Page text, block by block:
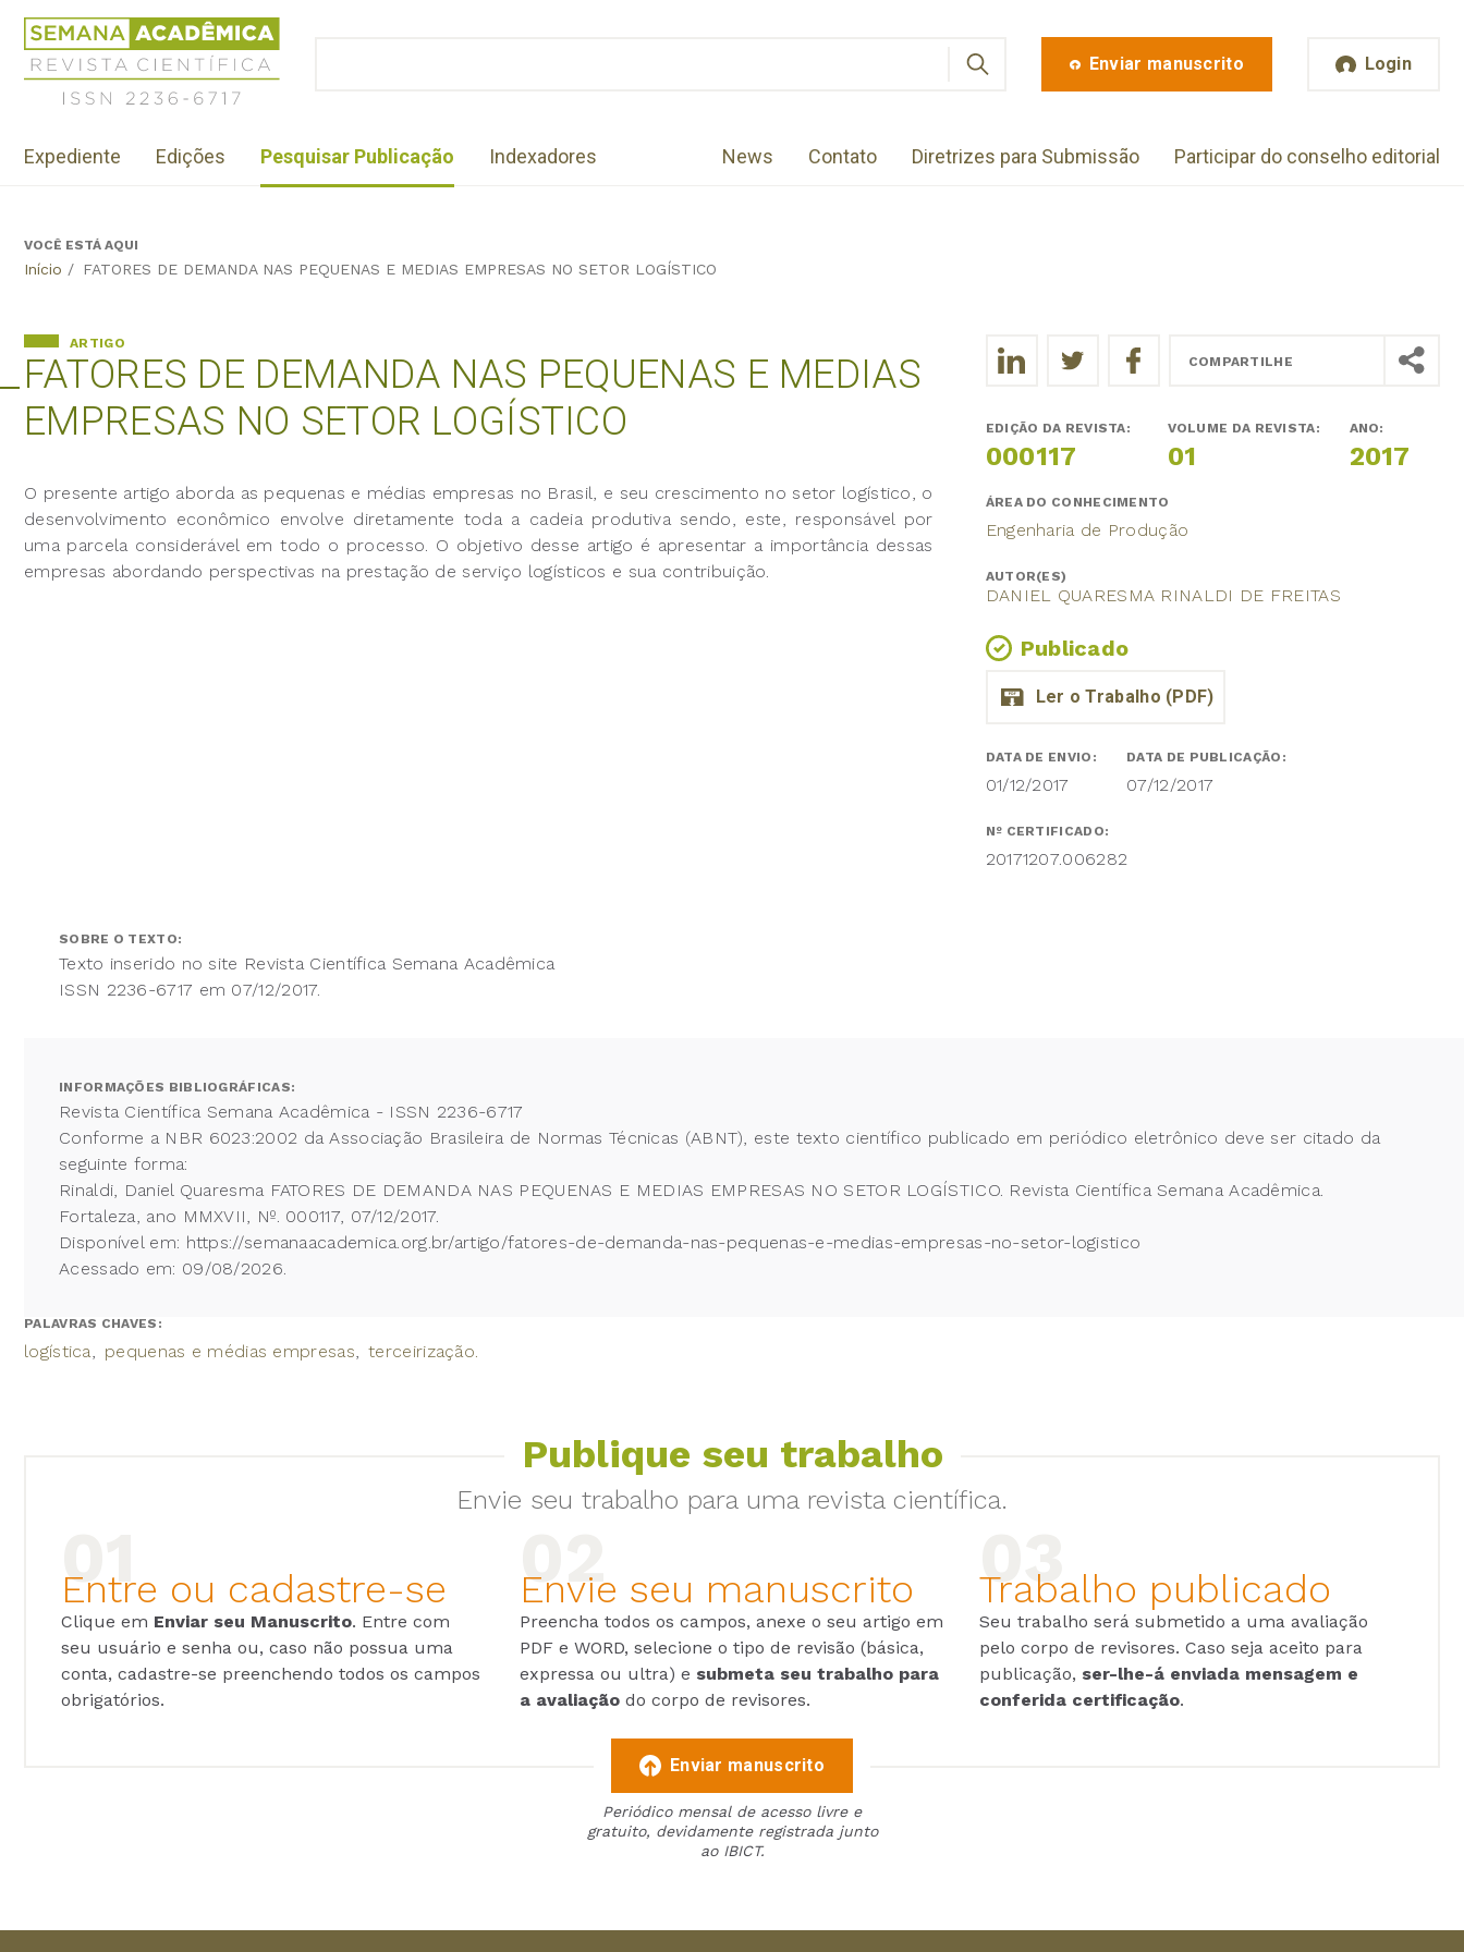
Jump
navigation
Revista
Científica
Semana
Acadêmica
2236-
Enviar manuscrito Login
Menu
institutional
Expediente Edições Pesquisar Publicação Indexadores News Contato Diretrizes para Submissão Participar do conselho editorial
BackVOCÊ ESTÁ AQUI
Início / FATORES DE DEMANDA NAS PEQUENAS E MEDIAS EMPRESAS NO SETOR LOGÍSTICO
FATORES DE DEMANDA NAS PEQUENAS E MEDIAS
EMPRESAS NO SETOR LOGÍSTICO
ARTIGO
O presente artigo aborda as pequenas e médias empresas no Brasil, e seu crescimento no setor logístico, o
desenvolvimento econômico envolve diretamente toda a cadeia produtiva sendo, este, responsável por
uma parcela considerável em todo o processo. O objetivo desse artigo é apresentar a importância dessas
empresas abordando perspectivas na prestação de serviço logísticos e sua contribuição.
COMPARTILHE
EDIÇÃO DA REVISTA:
000117
VOLUME DA REVISTA:
01
ANO:
2017
ÁREA DO CONHECIMENTO
Engenharia de Produção
AUTOR(ES)
DANIEL QUARESMA RINALDI DE FREITAS
Publicado
DATA DE ENVIO:
01/12/2017
DATA DE PUBLICAÇÃO:
07/12/2017
Nº CERTIFICADO:
20171207.006282
SOBRE O TEXTO:
Texto inserido no site Revista Científica Semana Acadêmica
ISSN 2236-6717 em 07/12/2017.
INFORMAÇÕES BIBLIOGRÁFICAS:
Revista Científica Semana Acadêmica - ISSN 2236-6717
Conforme a NBR 6023:2002 da Associação Brasileira de Normas Técnicas (ABNT), este texto científico publicado em periódico eletrônico deve ser citado da
seguinte forma:
Rinaldi, Daniel Quaresma FATORES DE DEMANDA NAS PEQUENAS E MEDIAS EMPRESAS NO SETOR LOGÍSTICO. Revista Científica Semana Acadêmica.
Fortaleza, ano MMXVII, Nº. 000117, 07/12/2017.
Disponível em: https://semanaacademica.org.br/artigo/fatores-de-demanda-nas-pequenas-e-medias-empresas-no-setor-logistico
Acessado em: 09/08/2026.
PALAVRAS CHAVES:
logística pequenas e médias empresas terceirização.
Publique seu trabalho
Envie seu trabalho para uma revista científica.
Entre ou cadastre-se
Clique em Enviar seu Manuscrito. Entre com
seu usuário e senha ou, caso não possua uma
conta, cadastre-se preenchendo todos os campos
obrigatórios.
Envie seu manuscrito
Preencha todos os campos, anexe o seu artigo em
PDF e WORD, selecione o tipo de revisão (básica,
expressa ou ultra) e submeta seu trabalho para
a avaliação do corpo de revisores.
Trabalho publicado
Seu trabalho será submetido a uma avaliação
pelo corpo de revisores. Caso seja aceito para
publicação, ser-lhe-á enviada mensagem e
conferida certificação.
Enviar manuscrito
Periódico mensal de acesso livre e
gratuito, devidamente registrada junto
ao IBICT.